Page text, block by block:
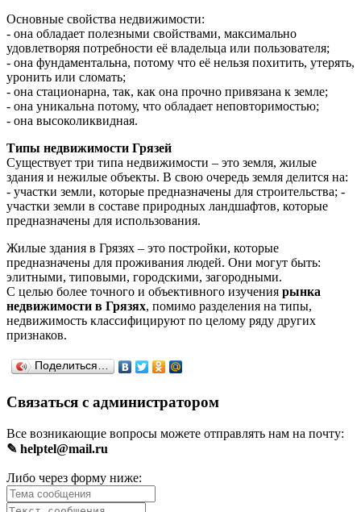
Основные свойства недвижимости:
- она обладает полезными свойствами, максимально
удовлетворяя потребности её владельца или пользователя;
- она фундаментальна, потому что её нельзя похитить, утерять,
уронить или сломать;
- она стационарна, так, как она прочно привязана к земле;
- она уникальна потому, что обладает неповторимостью;
- она высоколиквидная.
Типы недвижимости Грязей
Существует три типа недвижимости – это земля, жилые
здания и нежилые объекты. В свою очередь земля делится на:
- участки земли, которые предназначены для строительства; -
участки земли в составе природных ландшафтов, которые
предназначены для использования.
Жилые здания в Грязях – это постройки, которые
предназначены для проживания людей. Они могут быть:
элитными, типовыми, городскими, загородными.
С целью более точного и объективного изучения рынка
недвижимости в Грязях, помимо разделения на типы,
недвижимость классифицируют по целому ряду других
признаков.
Поделиться…
Связаться с администратором
Все возникающие вопросы можете отправлять нам на почту:
✎ helptel@mail.ru
Либо через форму ниже: